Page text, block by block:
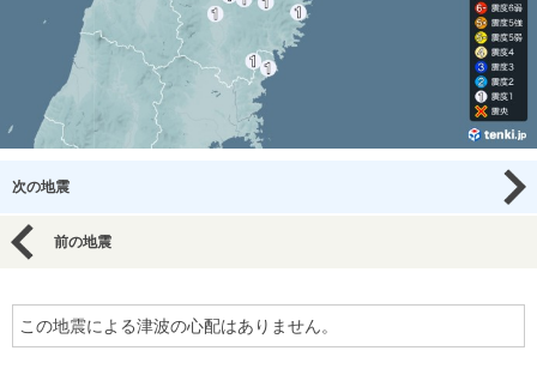
次の地震
前の地震
この地震による津波の心配はありません。